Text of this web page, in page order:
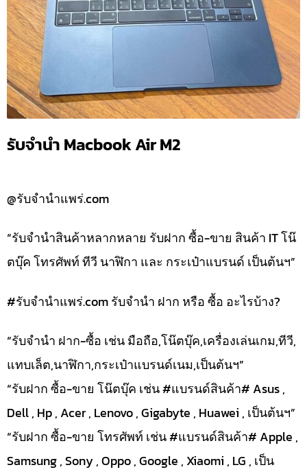
รับจำนำ Macbook Air M2
@รับจำนำแพร่.com
“รับจำนำสินค้าหลากหลาย รับฝาก ซื้อ-ขาย สินค้า IT โน๊
ตบุ๊ค โทรศัพท์ ทีวี นาฬิกา และ กระเป๋าแบรนด์ เป็นต้นฯ”
#รับจํานําแพร่.com รับจำนำ ฝาก หรือ ซื้อ อะไรบ้าง?
“รับจำนำ ฝาก-ซื้อ เช่น มือถือ,โน๊ตบุ๊ค,เครื่องเล่นเกม,ทีวี,
แทบเล็ต,นาฬิกา,กระเป๋าแบรนด์เนม,เป็นต้นฯ”
“รับฝาก ซื้อ-ขาย โน๊ตบุ๊ค เช่น #แบรนด์สินค้า# Asus ,
Dell , Hp , Acer , Lenovo , Gigabyte , Huawei , เป็นต้นฯ”
“รับฝาก ซื้อ-ขาย โทรศัพท์ เช่น #แบรนด์สินค้า# Apple ,
Samsung , Sony , Oppo , Google , Xiaomi , LG , เป็น